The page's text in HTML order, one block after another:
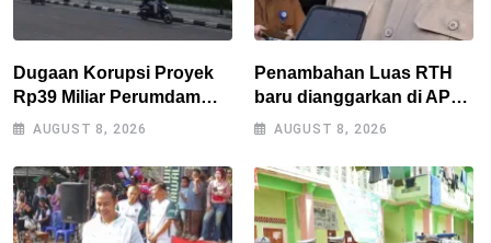
Dugaan Korupsi Proyek
Rp39 Miliar Perumdam
Tirta Darma Ayu Disorot,
Jabar Supervisi
AUGUST 8, 2026
Penambahan Luas RTH
baru dianggarkan di APBD
2027, Walikota tidak
AUGUST 8, 2026